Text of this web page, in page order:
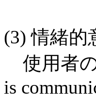
(3) 情緒的
使用者
is